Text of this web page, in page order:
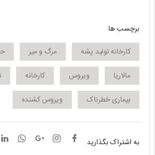
برچسب ها
کارخانه تولید پشه
مرگ و میر
مالاریا
ویروس کارخانه
بیماری خطرناک
ویروس کشنده
به اشتراک بگذارید